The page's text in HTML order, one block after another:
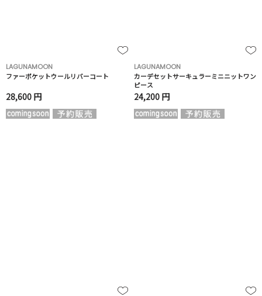
LAGUNAMOON
ファーポケットウールリバーコート
28,600 円
LAGUNAMOON
カーデセットサーキュラーミニニットワン
ピース
24,200 円